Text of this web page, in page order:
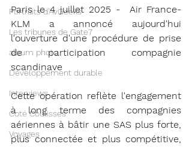
Portraits d'AvGeeks
Les tribunes de Gate7
album photo
Développement durable
Interviews
Coté Coulisses
Voyages
Paris le 4 juillet 2025 -  Air France-
KLM a annoncé aujourd'hui
l'ouverture d'une procédure de prise
de participation compagnie
scandinave
Cette opération reflète l'engagement
à long terme des compagnies
aériennes à bâtir une SAS plus forte,
plus connectée et plus compétitive,